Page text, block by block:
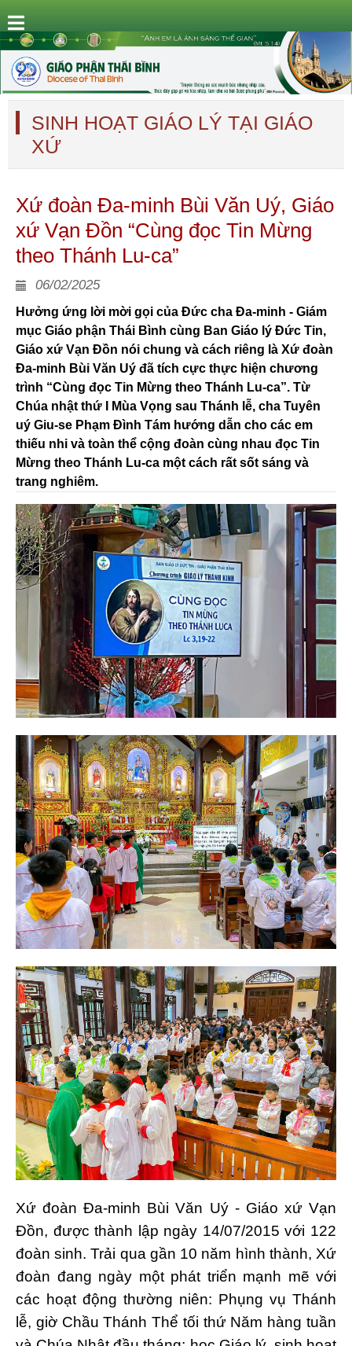
SINH HOẠT GIÁO LÝ TẠI GIÁO
XỨ
Xứ đoàn Đa-minh Bùi Văn Uý, Giáo
xứ Vạn Đồn “Cùng đọc Tin Mừng
theo Thánh Lu-ca”
06/02/2025
Hưởng ứng lời mời gọi của Đức cha Đa-minh - Giám
mục Giáo phận Thái Bình cùng Ban Giáo lý Đức Tin,
Giáo xứ Vạn Đồn nói chung và cách riêng là Xứ đoàn
Đa-minh Bùi Văn Uý đã tích cực thực hiện chương
trình “Cùng đọc Tin Mừng theo Thánh Lu-ca”. Từ
Chúa nhật thứ I Mùa Vọng sau Thánh lễ, cha Tuyên
uý Giu-se Phạm Đình Tám hướng dẫn cho các em
thiếu nhi và toàn thể cộng đoàn cùng nhau đọc Tin
Mừng theo Thánh Lu-ca một cách rất sốt sáng và
trang nghiêm.
Xứ đoàn Đa-minh Bùi Văn Uý - Giáo xứ Vạn
Đồn, được thành lập ngày 14/07/2015 với 122
đoàn sinh. Trải qua gần 10 năm hình thành, Xứ
đoàn đang ngày một phát triển mạnh mẽ với
các hoạt động thường niên: Phụng vụ Thánh
lễ, giờ Chầu Thánh Thể tối thứ Năm hàng tuần